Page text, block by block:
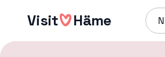
sisältöönVisit Häme